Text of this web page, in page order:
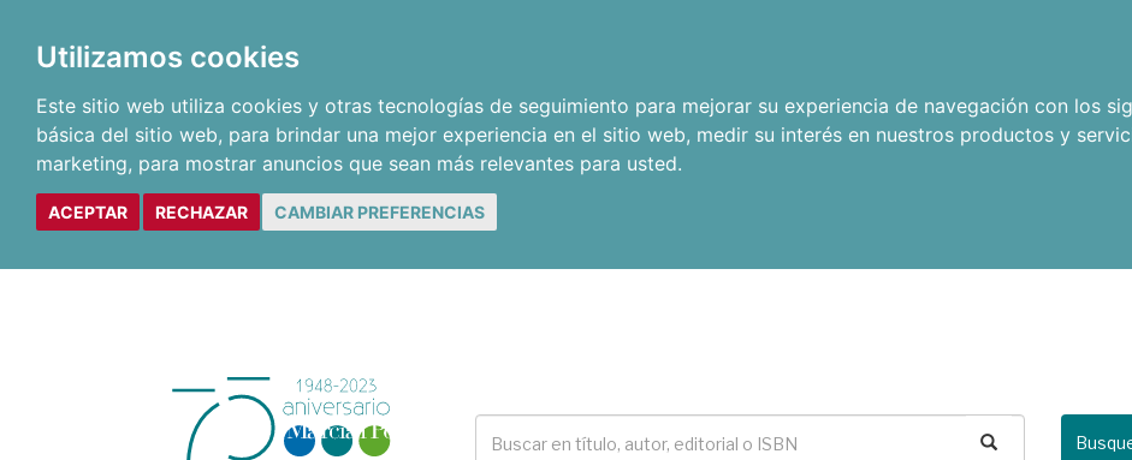
Utilizamos cookies
Este sitio web utiliza cookies y otras tecnologías de seguimiento para mejorar su experiencia de navegación con los
básica del sitio web, para brindar una mejor experiencia en el sitio web, medir su interés en nuestros productos y
marketing, para mostrar anuncios que sean más relevantes para usted.
ACEPTAR RECHAZAR CAMBIAR PREFERENCIAS